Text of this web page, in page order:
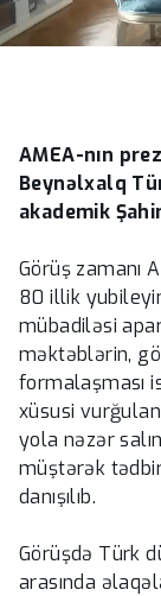
AMEA-nın
Beynəlxalq
akademik
Görüş zamanı
80 illik
mübadiləsi
məktəblərin,
formalaşması
xüsusi
yola nəzər
müştərək
danışılıb.
Görüşdə Türk
arasında